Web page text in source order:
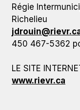
Régie
Richelieu
450 467-5362
LE SITE
www.rievr.ca